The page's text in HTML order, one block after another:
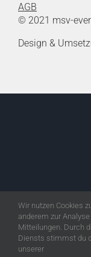
AGB
© 2021 msv-
Design &
Wir nutzen Cookies
anderem zur
Mitteilungen. Durch
Diensts stimmst du
unserer